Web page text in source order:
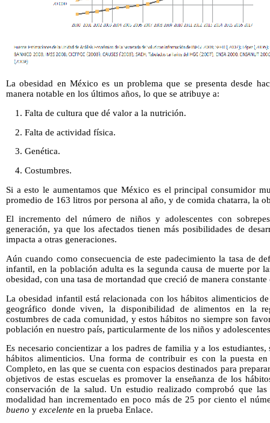
La obesidad en México es un problema que se presenta desde
manera notable en los últimos años, lo que se atribuye a:
1. Falta de cultura que dé valor a la nutrición.
2. Falta de actividad física.
3. Genética.
4. Costumbres.
Si a esto le aumentamos que México es el principal consumidor
promedio de 163 litros por persona al año, y de comida chatarra, la
El incremento del número de niños y adolescentes con
generación, ya que los afectados tienen más posibilidades de
impacta a otras generaciones.
Aún cuando como consecuencia de este padecimiento la tasa de
infantil, en la población adulta es la segunda causa de muerte por
obesidad, con una tasa de mortandad que creció de manera
La obesidad infantil está relacionada con los hábitos alimenticios
geográfico donde viven, la disponibilidad de alimentos en la
costumbres de cada comunidad, y estos hábitos no siempre son
población en nuestro país, particularmente de los niños y
Es necesario concientizar a los padres de familia y a los
hábitos alimenticios. Una forma de contribuir es con la puesta
Completo, en las que se cuenta con espacios destinados para
objetivos de estas escuelas es promover la enseñanza de los
conservación de la salud. Un estudio realizado comprobó que las
modalidad han incrementado en poco más de 25 por ciento el
bueno y excelente en la prueba Enlace.